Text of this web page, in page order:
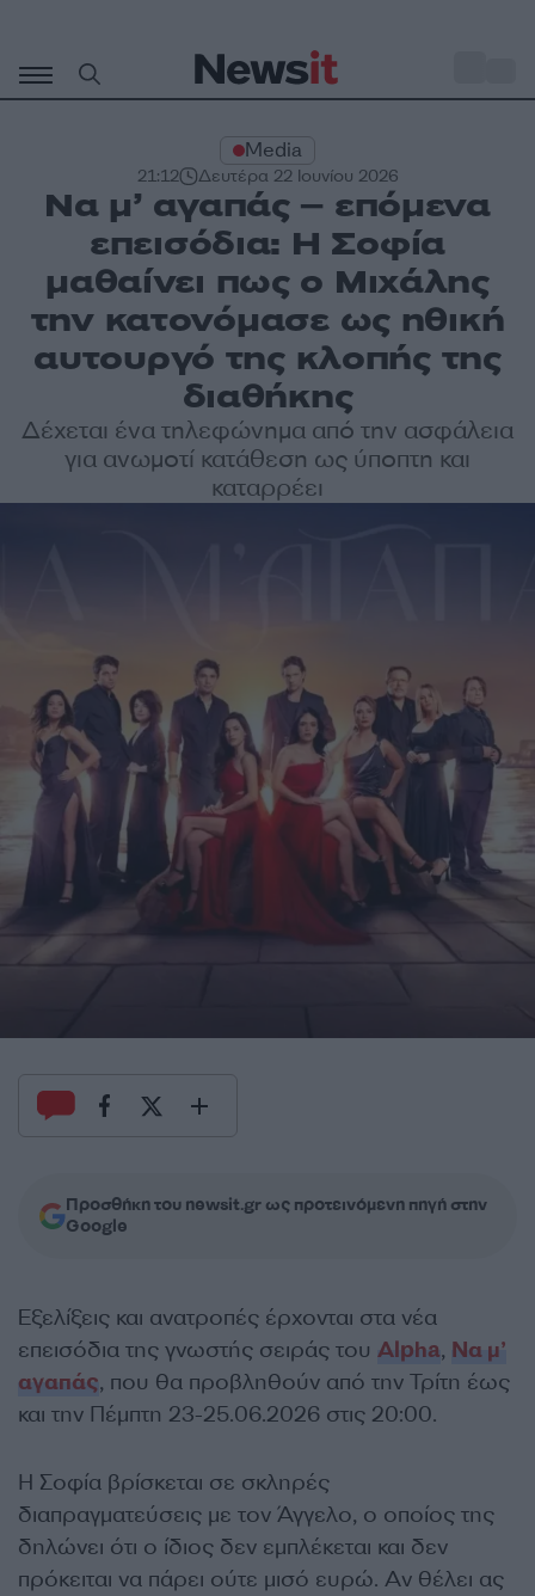
περιεχόμενο
Media
21:12 Δευτέρα 22 Ιουνίου 2026
Να μ’ αγαπάς – επόμενα
επεισόδια: Η Σοφία
μαθαίνει πως ο Μιχάλης
την κατονόμασε ως ηθική
αυτουργό της κλοπής της
διαθήκης
Δέχεται ένα τηλεφώνημα από την ασφάλεια
για ανωμοτί κατάθεση ως ύποπτη και
καταρρέει
Προσθήκη του newsit.gr ως προτεινόμενη πηγή στην
Google
Εξελίξεις και ανατροπές έρχονται στα νέα
επεισόδια της γνωστής σειράς του Alpha, Να μ’
αγαπάς, που θα προβληθούν από την Τρίτη έως
και την Πέμπτη 23-25.06.2026 στις 20:00.
Η Σοφία βρίσκεται σε σκληρές
διαπραγματεύσεις με τον Άγγελο, ο οποίος της
δηλώνει ότι ο ίδιος δεν εμπλέκεται και δεν
πρόκειται να πάρει ούτε μισό ευρώ. Αν θέλει ας